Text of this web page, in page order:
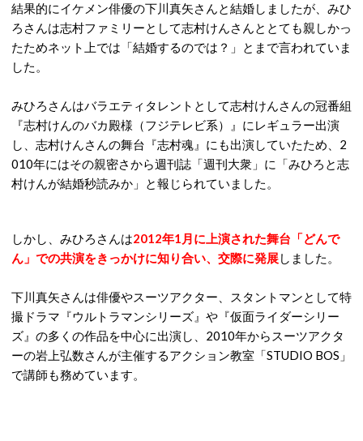
結果的にイケメン俳優の下川真矢さんと結婚しましたが、みひ
ろさんは志村ファミリーとして志村けんさんととても親しかっ
たためネット上では「結婚するのでは？」とまで言われていま
した。
みひろさんはバラエティタレントとして志村けんさんの冠番組
『志村けんのバカ殿様（フジテレビ系）』にレギュラー出演
し、志村けんさんの舞台『志村魂』にも出演していたため、2
010年にはその親密さから週刊誌「週刊大衆」に「みひろと志
村けんが結婚秒読みか」と報じられていました。
しかし、みひろさんは2012年1月に上演された舞台「どんで
ん」での共演をきっかけに知り合い、交際に発展しました。
下川真矢さんは俳優やスーツアクター、スタントマンとして特
撮ドラマ『ウルトラマンシリーズ』や『仮面ライダーシリー
ズ』の多くの作品を中心に出演し、2010年からスーツアクタ
ーの岩上弘数さんが主催するアクション教室「STUDIO BOS」
で講師も務めています。